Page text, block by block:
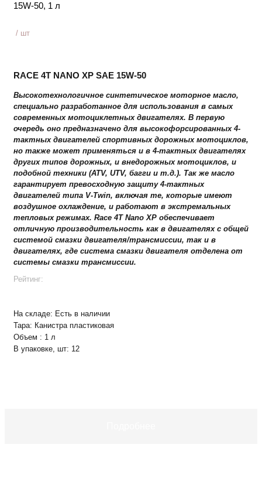
15W-50, 1 л
/ шт
RACE 4T NANO XP SAE 15W-50
Высокотехнологичное синтетическое моторное масло,
специально разработанное для использования в самых
современных мотоциклетных двигателях. В первую
очередь оно предназначено для высокофорсированных 4-
тактных двигателей спортивных дорожных мотоциклов,
но также может применяться и в 4-тактных двигателях
других типов дорожных, и внедорожных мотоциклов, и
подобной техники (ATV, UTV, багги и т.д.). Так же масло
гарантирует превосходную защиту 4-тактных
двигателей типа V-Twin, включая те, которые имеют
воздушное охлаждение, и работают в экстремальных
тепловых режимах. Race 4T Nano XP обеспечивает
отличную производительность как в двигателях с общей
системой смазки двигателя/трансмиссии, так и в
двигателях, где система смазки двигателя отделена от
системы смазки трансмиссии.
Рейтинг:
На складе: Есть в наличии
Тара: Канистра пластиковая
Объем : 1 л
В упаковке, шт: 12